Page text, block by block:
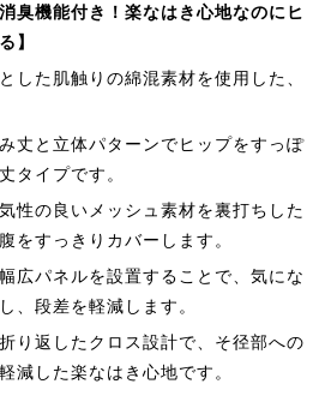
臭機能付き！楽なはき心地なのにヒ
】
した肌触りの綿混素材を使用した、
丈と立体パターンでヒップをすっぽ
タイプです。
性の良いメッシュ素材を裏打ちした
をすっきりカバーします。
広パネルを設置することで、気にな
、段差を軽減します。
り返したクロス設計で、そ径部への
減した楽なはき心地です。